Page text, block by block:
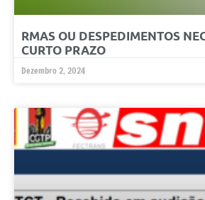
RMAS OU DESPEDIMENTOS
CURTO PRAZO
Dezembro 2, 2024